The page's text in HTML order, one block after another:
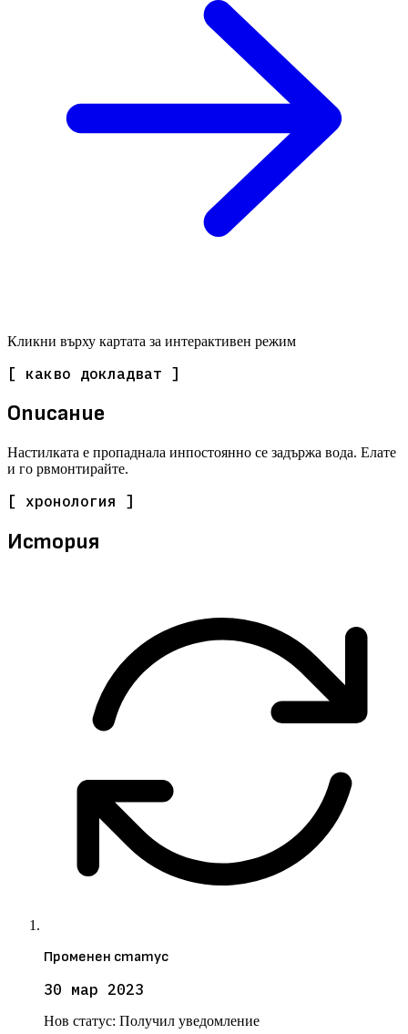
Кликни върху картата за интерактивен режим
[ какво докладват ]
Описание
Настилката е пропаднала инпостоянно се задържа вода. Елате
и го рвмонтирайте.
[ хронология ]
История
Променен статус
30 мар 2023
Нов статус: Получил уведомление